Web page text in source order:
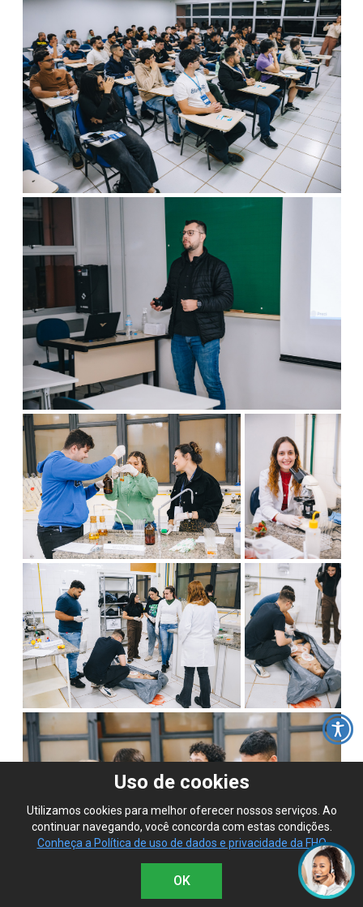
Uso de cookies
Utilizamos cookies para melhor oferecer nossos serviços. Ao
continuar navegando, você concorda com estas condições.
Conheça a Política de uso de dados e privacidade da FHO
OK